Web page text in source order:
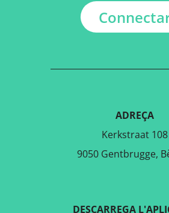
ADREÇA
Kerkstraat 108
9050 Gentbrugge,
DESCARREGA